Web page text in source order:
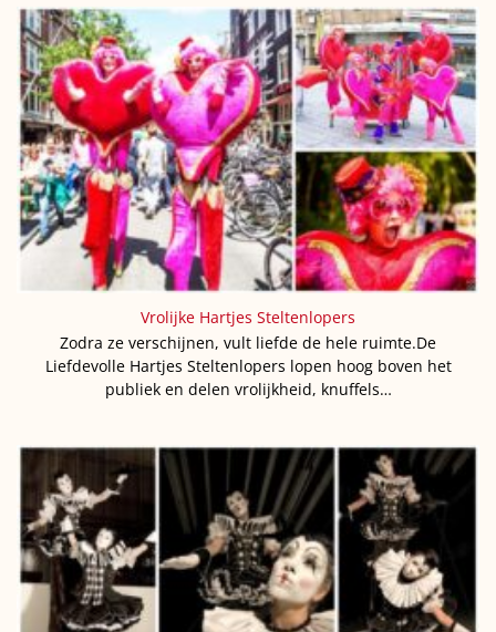
Vrolijke Hartjes Steltenlopers
Zodra ze verschijnen, vult liefde de hele ruimte.De
Liefdevolle Hartjes Steltenlopers lopen hoog boven het
publiek en delen vrolijkheid, knuffels…